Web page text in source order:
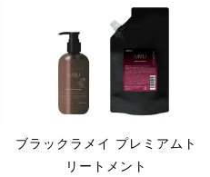
ブラックラメイ プレミアムト
リートメント